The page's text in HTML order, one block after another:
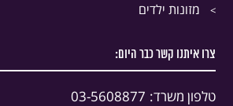
מזונות ילדים
צרו איתנו קשר כבר היום:
טלפון משרד: 03-5608877